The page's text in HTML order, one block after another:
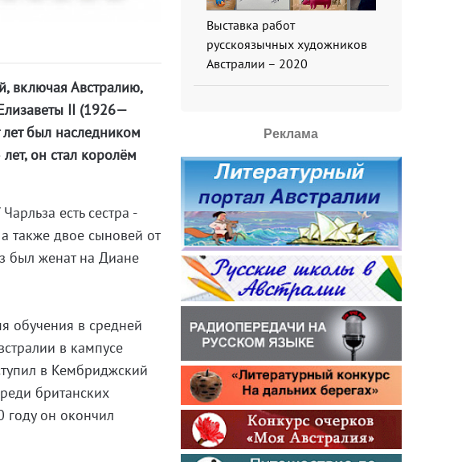
включая Австралию,
II (1926—
был наследником
он стал королём
есть сестра -
также двое сыновей от
был женат на Диане
обучения в средней
в кампусе
в Кембриджский
британских
он окончил
Выставка работ
русскоязычных художников
Австралии – 2020
Реклама